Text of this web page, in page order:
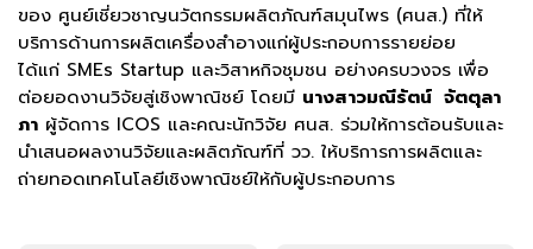
ของ ศูนย์เชี่ยวชาญนวัตกรรมผลิตภัณฑ์สมุนไพร (ศนส.) ที่ให้
บริการด้านการผลิตเครื่องสำอางแก่ผู้ประกอบการรายย่อย
ได้แก่ SMEs Startup และวิสาหกิจชุมชน อย่างครบวงจร เพื่อ
ต่อยอดงานวิจัยสู่เชิงพาณิชย์ โดยมี นางสาวมณีรัตน์ จัตตุลา
ภา ผู้จัดการ ICOS และคณะนักวิจัย ศนส. ร่วมให้การต้อนรับและ
นำเสนอผลงานวิจัยและผลิตภัณฑ์ที่ วว. ให้บริการการผลิตและ
ถ่ายทอดเทคโนโลยีเชิงพาณิชย์ให้กับผู้ประกอบการ